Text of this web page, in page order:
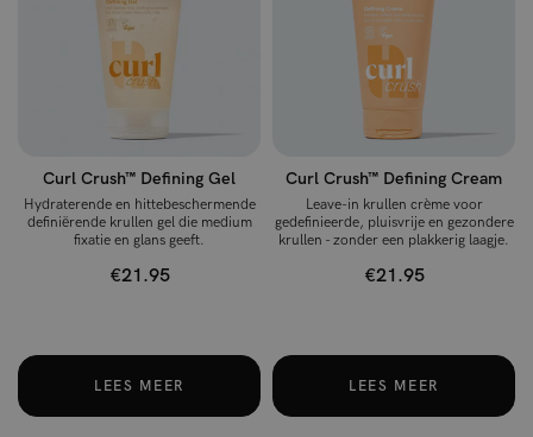
Curl Crush™ Defining Gel
Hydraterende en hittebeschermende
definiërende krullen gel die medium
fixatie en glans geeft.
€21.95
LEES MEER
Curl Crush™ Defining Cream
Leave-in krullen crème voor
gedefinieerde, pluisvrije en gezondere
krullen - zonder een plakkerig laagje.
€21.95
LEES MEER